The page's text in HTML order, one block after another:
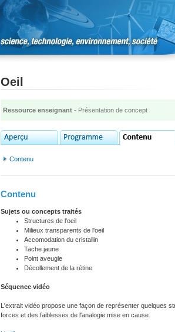
Oeil
Ressource enseignant - Présentation de concept
Contenu
Contenu
Sujets ou concepts traités
Structures de l'oeil
Milieux transparents de l'oeil
Accomodation du cristallin
Tache jaune
Point aveugle
Décollement de la rétine
Séquence vidéo
L'extrait vidéo propose une façon de représenter quelques
forces et des faiblesses de l'analogie mise en cause.